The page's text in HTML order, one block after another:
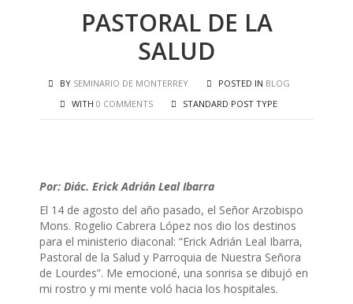
PASTORAL DE LA
SALUD
BY SEMINARIO DE MONTERREY POSTED IN BLOG
WITH 0 COMMENTS STANDARD POST TYPE
Por: Diác. Erick Adrián Leal Ibarra
El 14 de agosto del año pasado, el Señor Arzobispo
Mons. Rogelio Cabrera López nos dio los destinos
para el ministerio diaconal: “Erick Adrián Leal Ibarra,
Pastoral de la Salud y Parroquia de Nuestra Señora
de Lourdes”. Me emocioné, una sonrisa se dibujó en
mi rostro y mi mente voló hacia los hospitales.